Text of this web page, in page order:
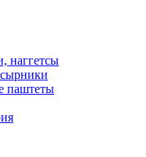
наггетсы
паштеты